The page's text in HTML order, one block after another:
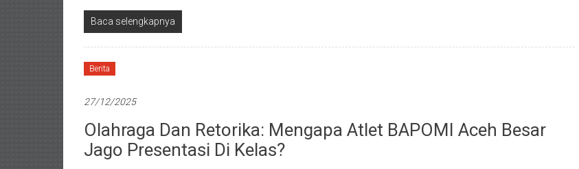
Baca selengkapnya
Berita
27/12/2025
Olahraga Dan Retorika: Mengapa Atlet BAPOMI Aceh Besar
Jago Presentasi Di Kelas?